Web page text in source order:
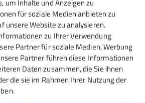
Mitgliederausweis
um Inhalte und Anzeigen zu
für soziale Medien anbieten zu
unsere Website zu analysieren.
zu Ihrer Verwendung
Partner für soziale Medien, Werbung
Partner führen diese Informationen
Daten zusammen, die Sie ihnen
die sie im Rahmen Ihrer Nutzung der